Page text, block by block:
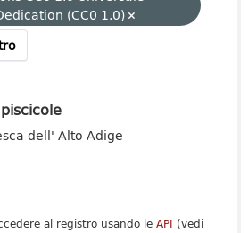
(CC0 1.0)
dell' Alto Adige
al registro usando le API (vedi